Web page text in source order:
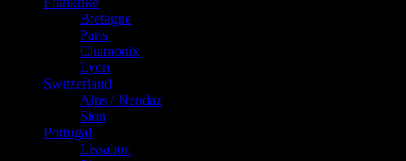
Bretagne
Paris
Chamonix
Lyon
Switzerland
Alps / Nendaz
Sion
Portugal
Lissabon